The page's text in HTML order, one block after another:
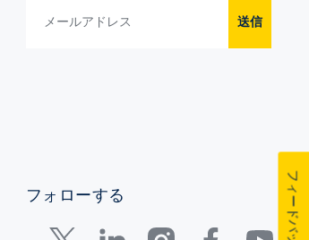
送信
フォローする フィードバック